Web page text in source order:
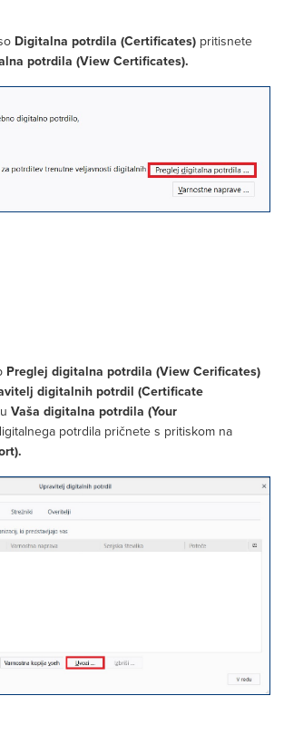
Digitalna potrdila (Certificates) pritisnete
potrdila (View Certificates).
Preglej digitalna potrdila (View Cerificates)
digitalnih potrdil (Certificate
Vaša digitalna potrdila (Your
potrdila pričnete s pritiskom na